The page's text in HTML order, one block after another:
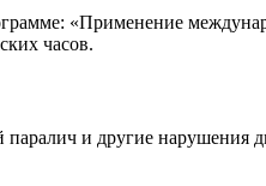
«Применение
часов.
и другие нарушения